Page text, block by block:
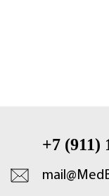
+7 (911)